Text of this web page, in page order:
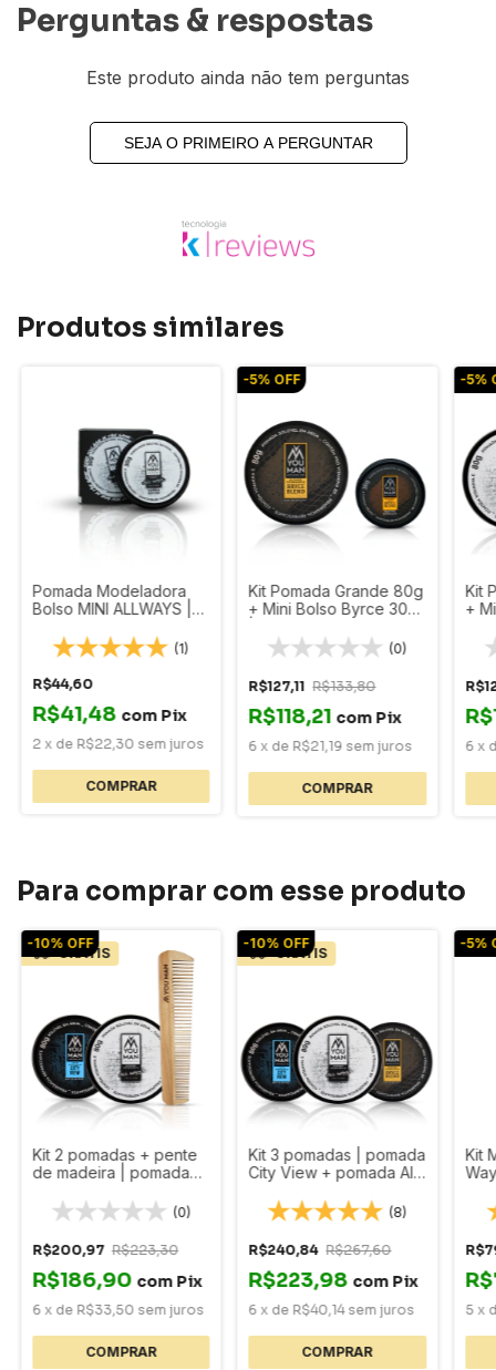
Perguntas & respostas
Este produto ainda não tem perguntas
SEJA O PRIMEIRO A PERGUNTAR
Produtos similares
Pomada Modeladora
Bolso MINI ALLWAYS |
(1)
R$44,60
R$41,48 com Pix
2 x de R$22,30 sem juros
COMPRAR
Kit Pomada Grande 80g
+ Mini Bolso Byrce 30g
(0)
-5% OFF
R$127,11 R$133,80
R$118,21 com Pix
6 x de R$21,19 sem juros
Kit
+
Man
-5%
6 x
Para comprar com esse produto
GRÁTIS
Kit 2 pomadas + pente
de madeira | pomada
Ways + pente de
madeira
(0)
-10% OFF
R$200,97 R$223,30
R$186,90 com Pix
6 x de R$33,50 sem juros
GRÁTIS
Kit 3 pomadas | pomada
City View + pomada All
Blend
(8)
-10% OFF
R$240,84 R$267,60
R$223,98 com Pix
6 x de R$40,14 sem juros
Kit
-5%
5 x